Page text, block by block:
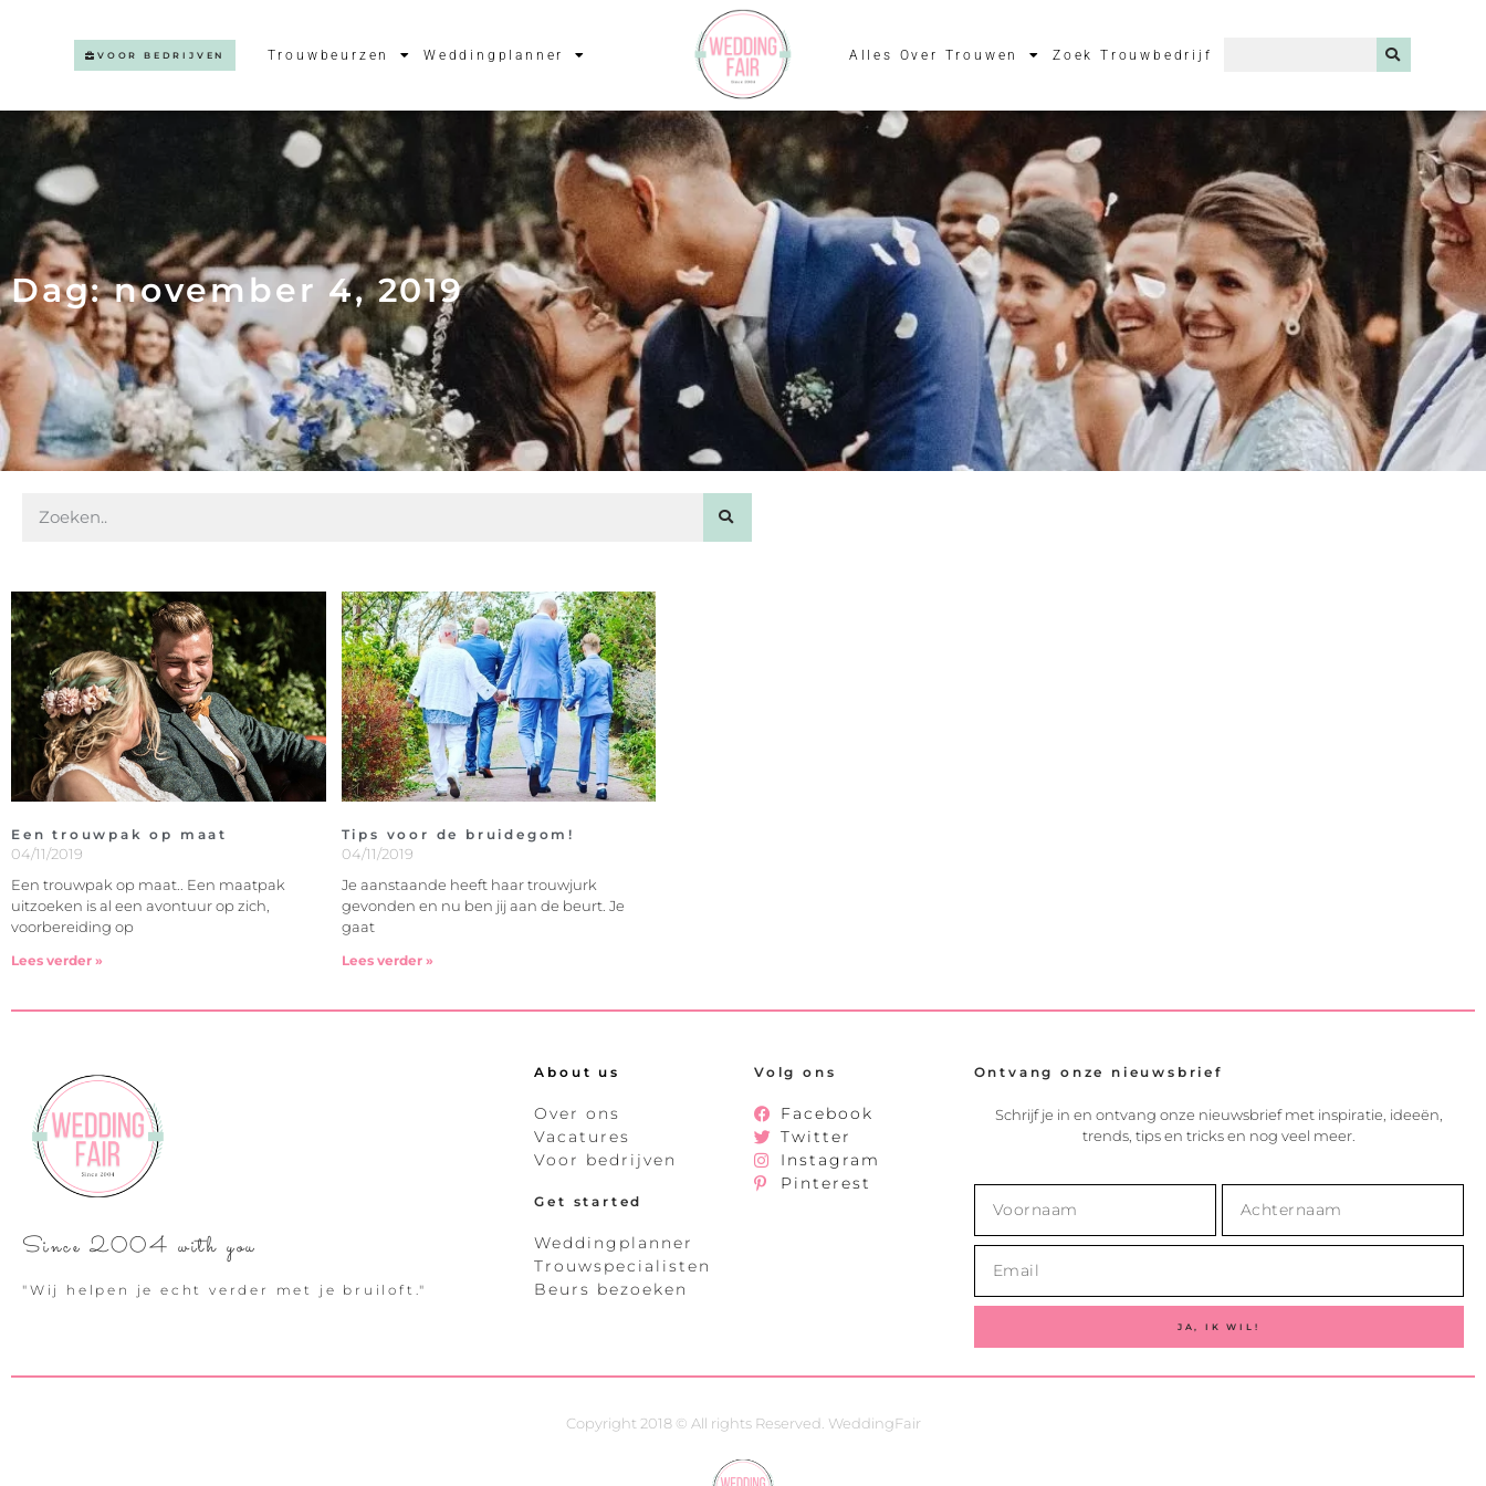
VOOR BEDRIJVEN Trouwbeurzen Weddingplanner Alles Over Trouwen Zoek Trouwbedrijf
Dag: november 4, 2019
Een trouwpak op maat
04/11/2019
Een trouwpak op maat.. Een maatpak
uitzoeken is al een avontuur op zich,
voorbereiding op
Lees verder »
Tips voor de bruidegom!
04/11/2019
Je aanstaande heeft haar trouwjurk
gevonden en nu ben jij aan de beurt. Je
gaat
Lees verder »
Since 2004 with you
"Wij helpen je echt verder met je bruiloft."
About us
Over ons
Vacatures
Voor bedrijven
Get started
Weddingplanner
Trouwspecialisten
Beurs bezoeken
Volg ons
Facebook
Twitter
Instagram
Pinterest
Ontvang onze nieuwsbrief
Schrijf je in en ontvang onze nieuwsbrief met inspiratie, ideeën,
trends, tips en tricks en nog veel meer.
JA, IK WIL!
Copyright 2018 © All rights Reserved. WeddingFair